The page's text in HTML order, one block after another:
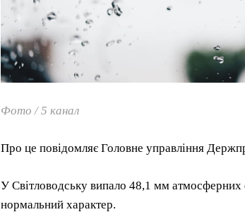
Фото / 5 канал
Про це повідомляє Головне управління
У Світловодську випало 48,1 мм
нормальний характер.